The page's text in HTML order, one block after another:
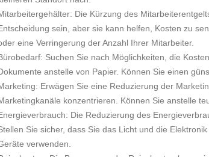
Die Kürzung des
sein, aber sie kann helfen, Kosten zu
eine Verringerung der Anzahl Ihrer Mitarbeiter.
Suchen Sie nach Möglichkeiten, die
anstelle von Papier. Können Sie einen
Erwägen Sie eine Reduzierung der
konzentrieren. Können Sie anstelle
Die Reduzierung des
Sie sicher, dass Sie das Licht und die
verwenden.